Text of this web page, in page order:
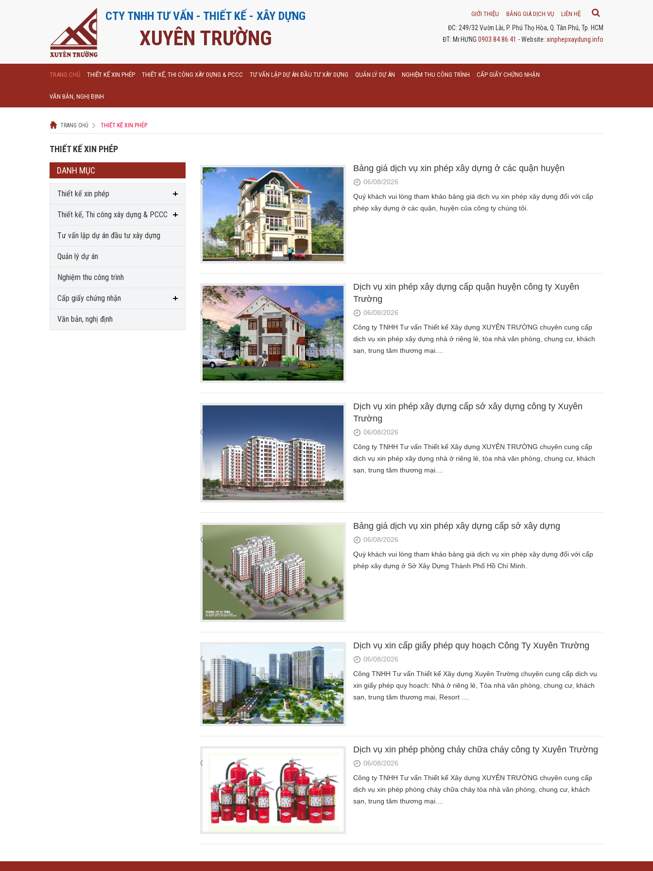
CTY TNHH TƯ VẤN - THIẾT KẾ - XÂY DỰNG
XUYÊN TRƯỜNG
ĐC: 249/32 Vườn Lài, P. Phú Thọ Hòa, Q. Tân Phú, Tp. HCM
ĐT: Mr.HƯNG 0903 84 86 41 - Website: xinphepxaydung.info
GIỚI THIỆU BẢNG GIÁ DỊCH VỤ LIÊN HỆ
TRANG CHỦ THIẾT KẾ XIN PHÉP THIẾT KẾ, THI CÔNG XÂY DỰNG & PCCC TƯ VẤN LẬP DỰ ÁN ĐẦU TƯ XÂY DỰNG QUẢN LÝ DỰ ÁN NGHIỆM THU CÔNG TRÌNH CẤP GIẤY CHỨNG NHẬN
VĂN BẢN, NGHỊ ĐỊNH
TRANG CHỦ THIẾT KẾ XIN PHÉP
THIẾT KẾ XIN PHÉP
DANH MỤC
Thiết kế xin phép
Thiết kế, Thi công xây dựng & PCCC
Tư vấn lập dự án đầu tư xây dựng
Quản lý dự án
Nghiệm thu công trình
Cấp giấy chứng nhận
Văn bản, nghị định
Bảng giá dịch vụ xin phép xây dựng ở các quận huyện
06/08/2026
Quý khách vui lòng tham khảo bảng giá dịch vụ xin phép xây dựng đối với cấp
phép xây dựng ở các quận, huyện của công ty chúng tôi.
Dịch vụ xin phép xây dựng cấp quận huyện công ty Xuyên
Trường
06/08/2026
Công ty TNHH Tư vấn Thiết kế Xây dựng XUYÊN TRƯỜNG chuyên cung cấp
dịch vụ xin phép xây dựng nhà ở riêng lẻ, tòa nhà văn phòng, chung cư, khách
sạn, trung tâm thương mại....
Dịch vụ xin phép xây dựng cấp sở xây dựng công ty Xuyên
Trường
06/08/2026
Công ty TNHH Tư vấn Thiết kế Xây dựng XUYÊN TRƯỜNG chuyên cung cấp
dịch vụ xin phép xây dựng nhà ở riêng lẻ, tòa nhà văn phòng, chung cư, khách
sạn, trung tâm thương mại....
Bảng giá dịch vụ xin phép xây dựng cấp sở xây dựng
06/08/2026
Quý khách vui lòng tham khảo bảng giá dịch vụ xin phép xây dựng đối với cấp
phép xây dựng ở Sở Xây Dựng Thành Phố Hồ Chí Minh.
Dịch vụ xin cấp giấy phép quy hoạch Công Ty Xuyên Trường
06/08/2026
Công TNHH Tư vấn Thiết kế Xây dựng Xuyên Trường chuyên cung cấp dịch vụ
xin giấy phép quy hoạch: Nhà ở riêng lẻ, Tòa nhà văn phòng, chung cư, khách
sạn, trung tâm thương mại, Resort ....
Dịch vụ xin phép phòng cháy chữa cháy công ty Xuyên Trường
06/08/2026
Công ty TNHH Tư vấn Thiết kế Xây dựng XUYÊN TRƯỜNG chuyên cung cấp
dịch vụ xin phép phòng cháy chữa cháy tòa nhà văn phòng, chung cư, khách
sạn, trung tâm thương mại....